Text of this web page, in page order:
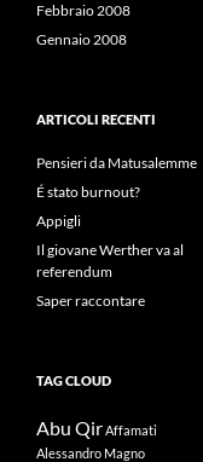
Febbraio 2008
Gennaio 2008
ARTICOLI RECENTI
Pensieri da Matusalemme
É stato burnout?
Appigli
Il giovane Werther va al
referendum
Saper raccontare
TAG CLOUD
Abu QirAffamati
Alessandro Magno